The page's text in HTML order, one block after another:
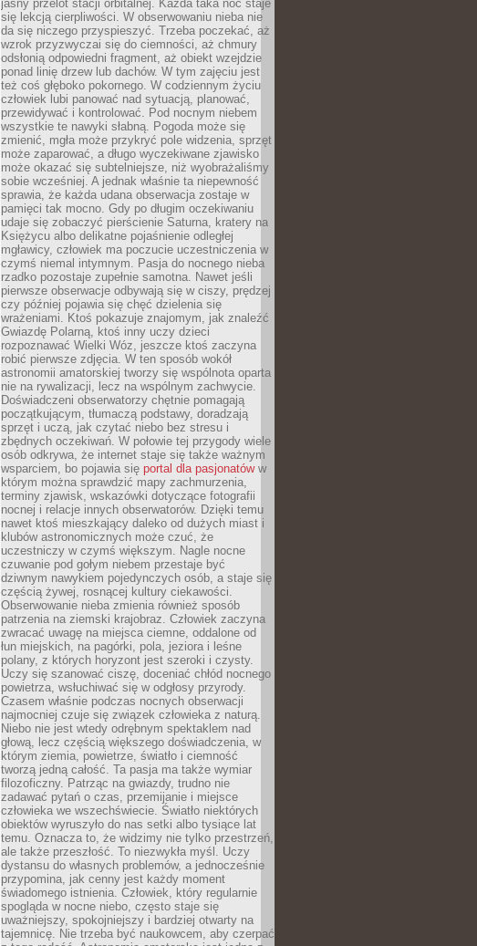
jasny przelot stacji orbitalnej. Każda taka noc staje
się lekcją cierpliwości. W obserwowaniu nieba nie
da się niczego przyspieszyć. Trzeba poczekać, aż
wzrok przyzwyczai się do ciemności, aż chmury
odsłonią odpowiedni fragment, aż obiekt wzejdzie
ponad linię drzew lub dachów. W tym zajęciu jest
też coś głęboko pokornego. W codziennym życiu
człowiek lubi panować nad sytuacją, planować,
przewidywać i kontrolować. Pod nocnym niebem
wszystkie te nawyki słabną. Pogoda może się
zmienić, mgła może przykryć pole widzenia, sprzęt
może zaparować, a długo wyczekiwane zjawisko
może okazać się subtelniejsze, niż wyobrażaliśmy
sobie wcześniej. A jednak właśnie ta niepewność
sprawia, że każda udana obserwacja zostaje w
pamięci tak mocno. Gdy po długim oczekiwaniu
udaje się zobaczyć pierścienie Saturna, kratery na
Księżycu albo delikatne pojaśnienie odległej
mgławicy, człowiek ma poczucie uczestniczenia w
czymś niemal intymnym. Pasja do nocnego nieba
rzadko pozostaje zupełnie samotna. Nawet jeśli
pierwsze obserwacje odbywają się w ciszy, prędzej
czy później pojawia się chęć dzielenia się
wrażeniami. Ktoś pokazuje znajomym, jak znaleźć
Gwiazdę Polarną, ktoś inny uczy dzieci
rozpoznawać Wielki Wóz, jeszcze ktoś zaczyna
robić pierwsze zdjęcia. W ten sposób wokół
astronomii amatorskiej tworzy się wspólnota oparta
nie na rywalizacji, lecz na wspólnym zachwycie.
Doświadczeni obserwatorzy chętnie pomagają
początkującym, tłumaczą podstawy, doradzają
sprzęt i uczą, jak czytać niebo bez stresu i
zbędnych oczekiwań. W połowie tej przygody wiele
osób odkrywa, że internet staje się także ważnym
wsparciem, bo pojawia się portal dla pasjonatóww
którym można sprawdzić mapy zachmurzenia,
terminy zjawisk, wskazówki dotyczące fotografii
nocnej i relacje innych obserwatorów. Dzięki temu
nawet ktoś mieszkający daleko od dużych miast i
klubów astronomicznych może czuć, że
uczestniczy w czymś większym. Nagle nocne
czuwanie pod gołym niebem przestaje być
dziwnym nawykiem pojedynczych osób, a staje się
częścią żywej, rosnącej kultury ciekawości.
Obserwowanie nieba zmienia również sposób
patrzenia na ziemski krajobraz. Człowiek zaczyna
zwracać uwagę na miejsca ciemne, oddalone od
łun miejskich, na pagórki, pola, jeziora i leśne
polany, z których horyzont jest szeroki i czysty.
Uczy się szanować ciszę, doceniać chłód nocnego
powietrza, wsłuchiwać się w odgłosy przyrody.
Czasem właśnie podczas nocnych obserwacji
najmocniej czuje się związek człowieka z naturą.
Niebo nie jest wtedy odrębnym spektaklem nad
głową, lecz częścią większego doświadczenia, w
którym ziemia, powietrze, światło i ciemność
tworzą jedną całość. Ta pasja ma także wymiar
filozoficzny. Patrząc na gwiazdy, trudno nie
zadawać pytań o czas, przemijanie i miejsce
człowieka we wszechświecie. Światło niektórych
obiektów wyruszyło do nas setki albo tysiące lat
temu. Oznacza to, że widzimy nie tylko przestrzeń,
ale także przeszłość. To niezwykła myśl. Uczy
dystansu do własnych problemów, a jednocześnie
przypomina, jak cenny jest każdy moment
świadomego istnienia. Człowiek, który regularnie
spogląda w nocne niebo, często staje się
uważniejszy, spokojniejszy i bardziej otwarty na
tajemnicę. Nie trzeba być naukowcem, aby czerpać